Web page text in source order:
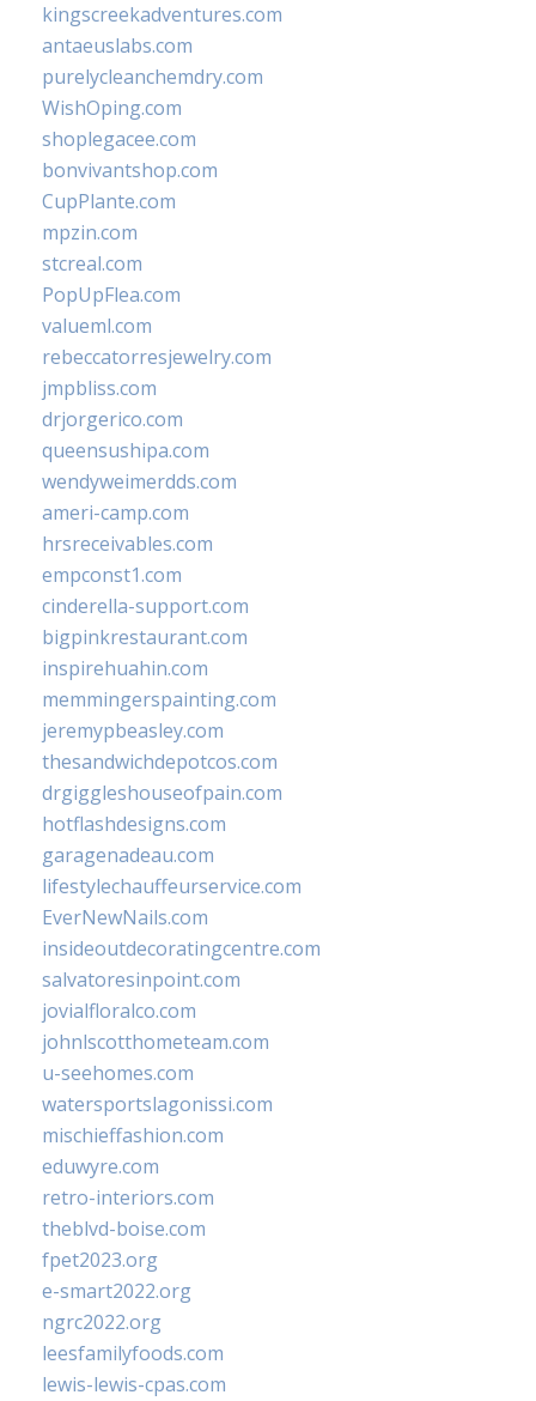
kingscreekadventures.com
antaeuslabs.com
purelycleanchemdry.com
WishOping.com
shoplegacee.com
bonvivantshop.com
CupPlante.com
mpzin.com
stcreal.com
PopUpFlea.com
valueml.com
rebeccatorresjewelry.com
jmpbliss.com
drjorgerico.com
queensushipa.com
wendyweimerdds.com
ameri-camp.com
hrsreceivables.com
empconst1.com
cinderella-support.com
bigpinkrestaurant.com
inspirehuahin.com
memmingerspainting.com
jeremypbeasley.com
thesandwichdepotcos.com
drgiggleshouseofpain.com
hotflashdesigns.com
garagenadeau.com
lifestylechauffeurservice.com
EverNewNails.com
insideoutdecoratingcentre.com
salvatoresinpoint.com
jovialfloralco.com
johnlscotthometeam.com
u-seehomes.com
watersportslagonissi.com
mischieffashion.com
eduwyre.com
retro-interiors.com
theblvd-boise.com
fpet2023.org
e-smart2022.org
ngrc2022.org
leesfamilyfoods.com
lewis-lewis-cpas.com